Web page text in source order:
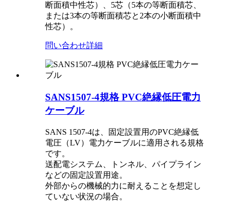
断面積中性芯）、5芯（5本の等断面積芯、
または3本の等断面積芯と2本の小断面積中
性芯）。
問い合わせ詳細
SANS1507-4規格 PVC絶縁低圧電力
ケーブル
SANS 1507-4は、固定設置用のPVC絶縁低
電圧（LV）電力ケーブルに適用される規格
です。
送配電システム、トンネル、パイプライン
などの固定設置用途。
外部からの機械的力に耐えることを想定し
ていない状況の場合。